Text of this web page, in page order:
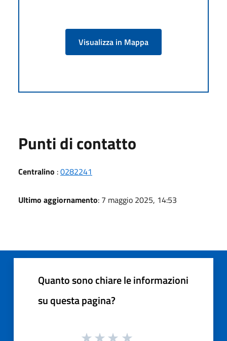
Visualizza in Mappa
Punti di contatto
Centralino :0282241
Ultimo aggiornamento: 7 maggio 2025, 14:53
Quanto sono chiare le informazioni
su questa pagina?